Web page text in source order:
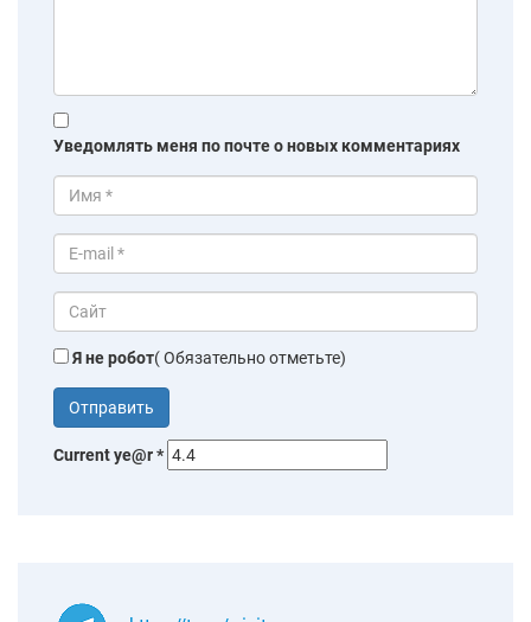
Уведомлять меня по почте о новых комментариях
Я не робот( Обязательно отметьте)
Current ye@r*